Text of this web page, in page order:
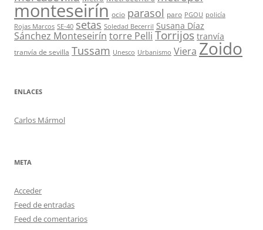
monteseirín ocio parasol paro PGOU policía
Rojas Marcos SE-40 setas Soledad Becerril Susana Díaz
Sánchez Monteseirín torre Pelli Torrijos tranvía
tranvía de sevilla Tussam Unesco Urbanismo Viera Zoido
ENLACES
Carlos Mármol
META
Acceder
Feed de entradas
Feed de comentarios